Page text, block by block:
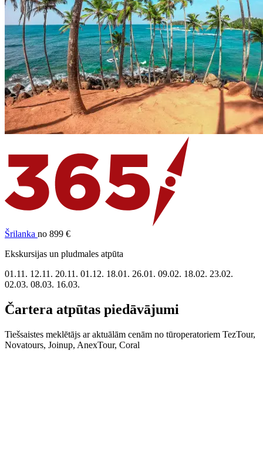
Šrilanka no 899 €
Ekskursijas un pludmales atpūta
01.11. 12.11. 20.11. 01.12. 18.01. 26.01. 09.02. 18.02. 23.02.
02.03. 08.03. 16.03.
Čartera atpūtas piedāvājumi
Tiešsaistes meklētājs ar aktuālām cenām no tūroperatoriem TezTour,
Novatours, Joinup, AnexTour, Coral